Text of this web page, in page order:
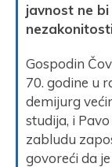
javnost ne
Gospodin
70. godine u
demijurg
studija, i
zabludu
govoreći da